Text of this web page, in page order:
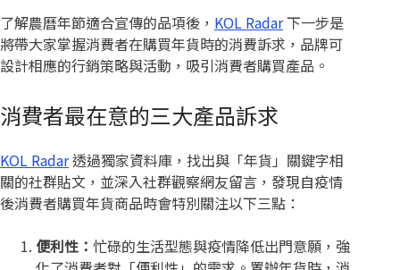
了解農曆年節適合宣傳的品項後， KOL Radar下一步是
將帶大家掌握消費者在購買年貨時的消費訴求，品牌可
設計相應的行銷策略與活動，吸引消費者購買產品。
消費者最在意的三大產品訴求
KOL Radar透過獨家資料庫，找出與「年貨」關鍵字相
關的社群貼文，並深入社群觀察網友留言，發現自疫情
後消費者購買年貨商品時會特別關注以下三點：
便利性： 忙碌的生活型態與疫情降低出門意願，強